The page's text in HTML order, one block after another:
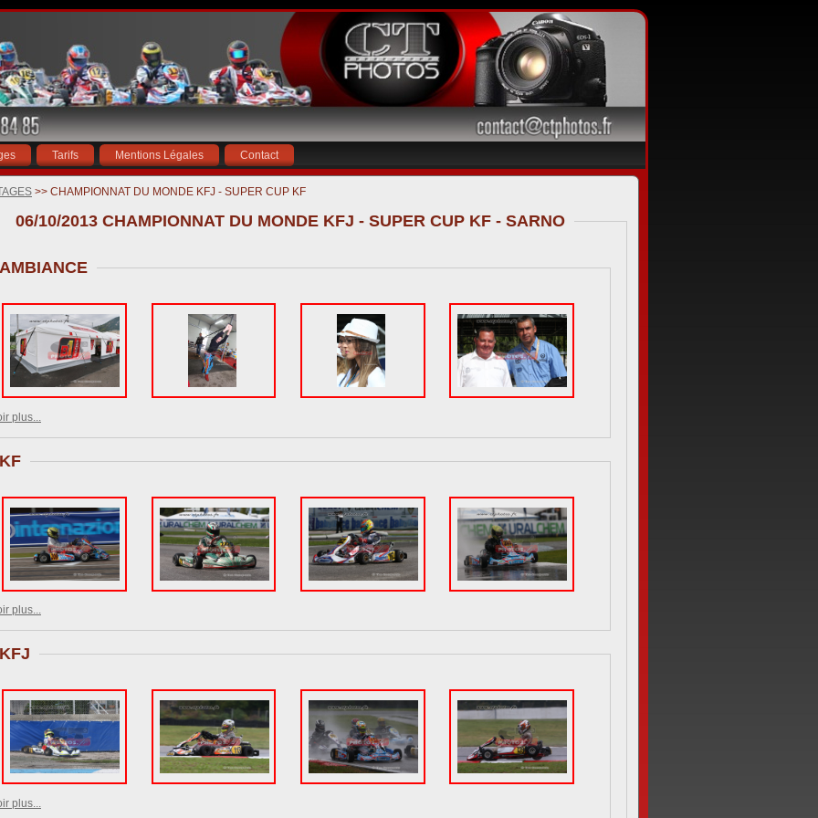
Tarifs Mentions Légales Contact
>> CHAMPIONNAT DU MONDE KFJ - SUPER CUP KF
06/10/2013 CHAMPIONNAT DU MONDE KFJ - SUPER CUP KF - SARNO
AMBIANCE
plus...
KF
plus...
KFJ
plus...